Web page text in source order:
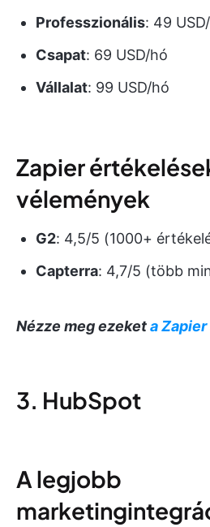
Professzionális: 49
Csapat: 69 USD/hó
Vállalat: 99 USD/hó
Zapier
vélemények
G2: 4,5/5 (1000+
Capterra: 4,7/5 (több
Nézze meg ezeketa
3. HubSpot
A legjobb